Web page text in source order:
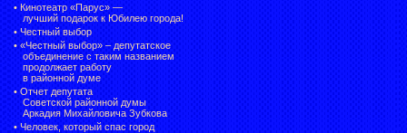
• Кинотеатр «Парус» —
лучший подарок к Юбилею города!
• Честный выбор
• «Честный выбор» – депутатское
объединение с таким названием
продолжает работу
в районной думе
• Отчет депутата
Советской районной думы
Аркадия Михайловича Зубкова
• Человек, который спас город